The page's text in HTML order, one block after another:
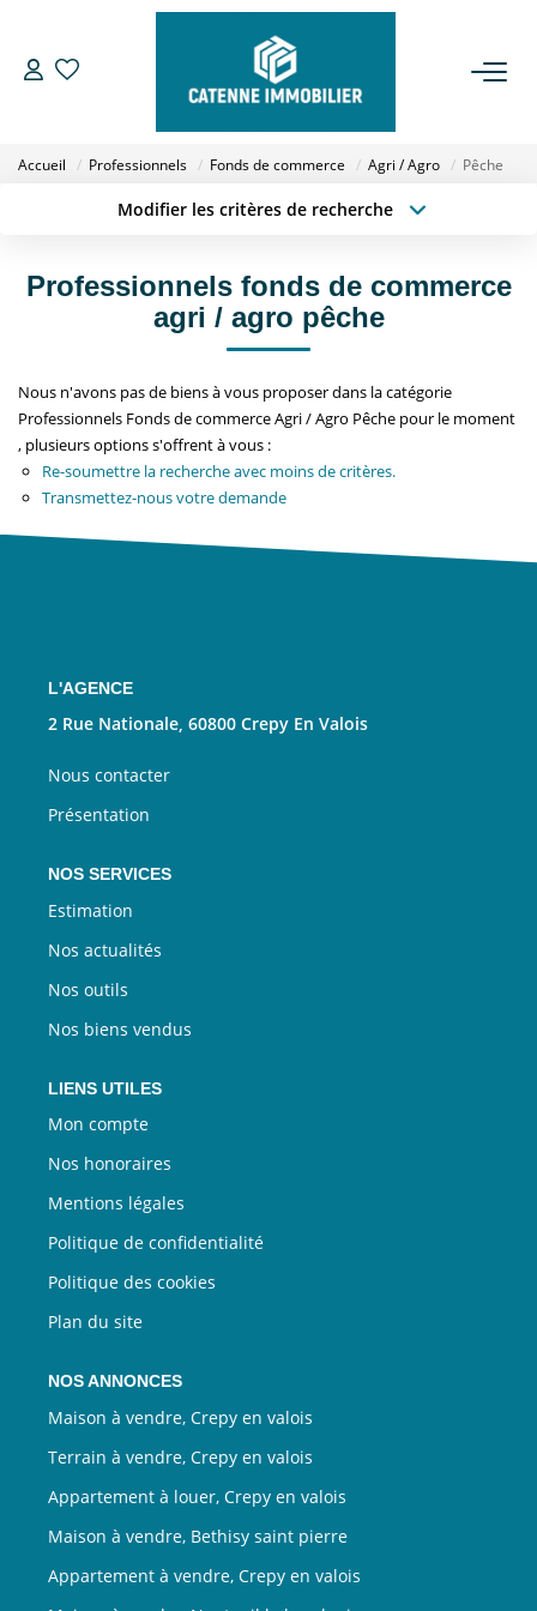
GESTION
NOTRE AGENCE
Qui Sommes Nous
Notre Équipe
Nous Rejoindre
Accueil Professionnels Fonds de commerce Agri / Agro Pêche
Modifier les critères de recherche
Sélectionnez...
Type de bien
Surface min
Créer une alerte
Professionnels fonds de commerce
agri / agro pêche
Nous n'avons pas de biens à vous proposer dans la catégorie
Professionnels Fonds de commerce Agri / Agro Pêche pour le moment
, plusieurs options s'offrent à vous :
Re-soumettre la recherche avec moins de critères.
Transmettez-nous votre demande
L'AGENCE
2 Rue Nationale, 60800 Crepy En Valois
Nous contacter
Présentation
NOS SERVICES
Estimation
Nos actualités
Nos outils
Nos biens vendus
LIENS UTILES
Mon compte
Nos honoraires
Mentions légales
Politique de confidentialité
Politique des cookies
Plan du site
NOS ANNONCES
Maison à vendre, Crepy en valois
Terrain à vendre, Crepy en valois
Appartement à louer, Crepy en valois
Maison à vendre, Bethisy saint pierre
Appartement à vendre, Crepy en valois